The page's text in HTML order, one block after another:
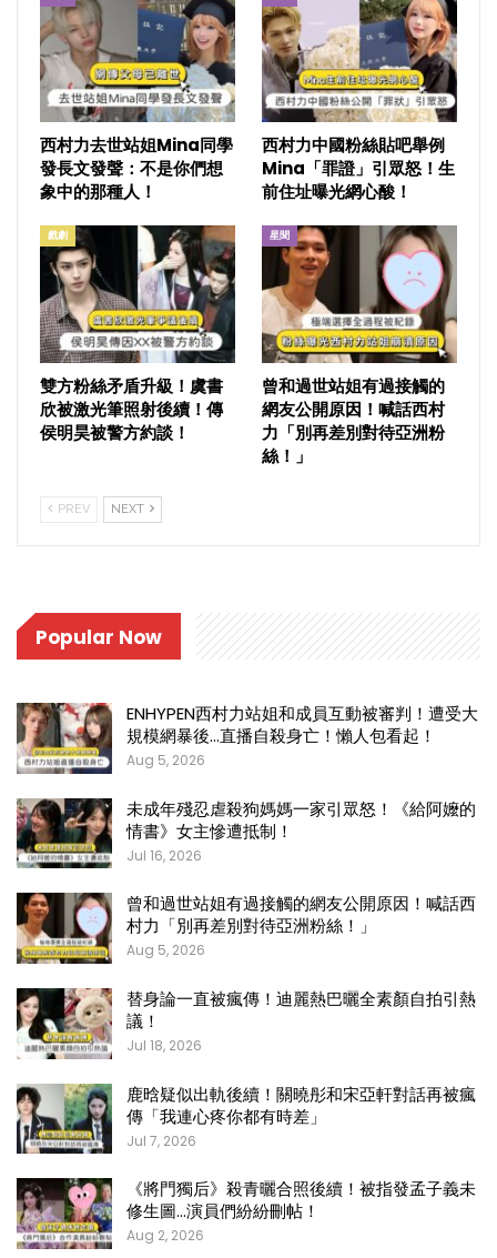
西村力去世站姐Mina同學
發長文發聲：不是你們想
象中的那種人！
西村力中國粉絲貼吧舉例
Mina「罪證」引眾怒！生
前住址曝光網心酸！
戲劇
雙方粉絲矛盾升級！虞書
欣被激光筆照射後續！傳
侯明昊被警方約談！
星聞
曾和過世站姐有過接觸的
網友公開原因！喊話西村
力「別再差別對待亞洲粉
絲！」
PREV NEXT
Popular Now
ENHYPEN西村力站姐和成員互動被審判！遭受大
規模網暴後…直播自殺身亡！懶人包看起！
Aug 5, 2026
未成年殘忍虐殺狗媽媽一家引眾怒！《給阿嬤的
情書》女主慘遭抵制！
Jul 16, 2026
曾和過世站姐有過接觸的網友公開原因！喊話西
村力「別再差別對待亞洲粉絲！」
Aug 5, 2026
替身論一直被瘋傳！迪麗熱巴曬全素顏自拍引熱
議！
Jul 18, 2026
鹿晗疑似出軌後續！關曉彤和宋亞軒對話再被瘋
傳「我連心疼你都有時差」
Jul 7, 2026
《將門獨后》殺青曬合照後續！被指發孟子義未
修生圖…演員們紛紛刪帖！
Aug 2, 2026